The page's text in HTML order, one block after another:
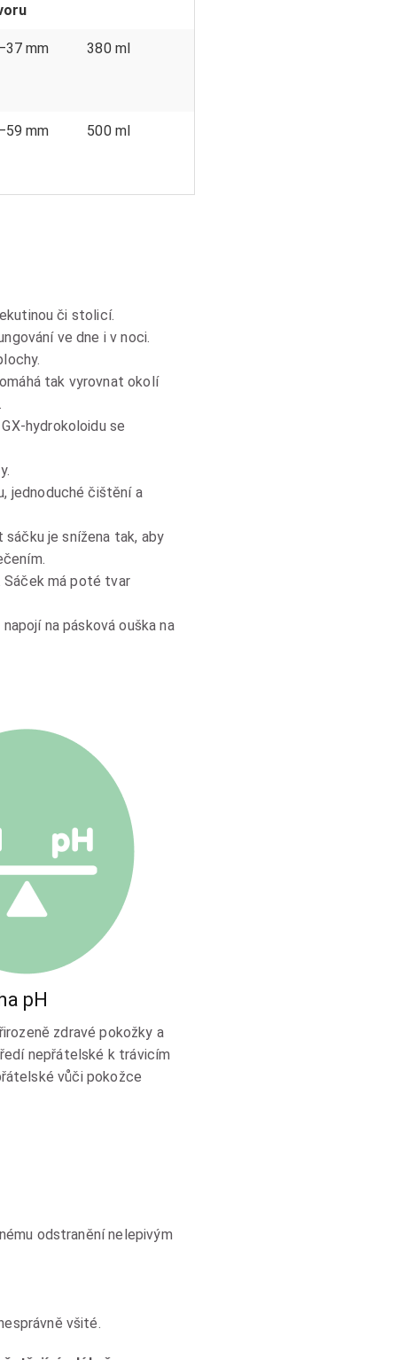
mm 380 ml
mm 500 ml
či stolicí.
ve dne i v noci.
tak vyrovnat okolí
hydrokoloidu se
jednoduché čištění a
je snížena tak, aby
má poté tvar
na pásková ouška na
pH
zdravé pokožky a
nepřátelské k trávicím
vůči pokožce
odstranění nelepivým
všité.